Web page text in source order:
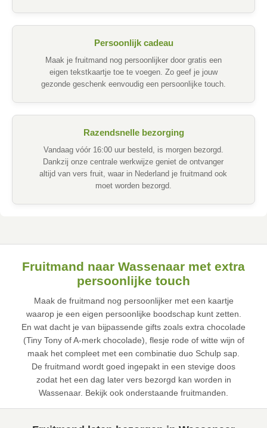
Persoonlijk cadeau
Maak je fruitmand nog persoonlijker door gratis een
eigen tekstkaartje toe te voegen. Zo geef je jouw
gezonde geschenk eenvoudig een persoonlijke touch.
Razendsnelle bezorging
Vandaag vóór 16:00 uur besteld, is morgen bezorgd.
Dankzij onze centrale werkwijze geniet de ontvanger
altijd van vers fruit, waar in Nederland je fruitmand ook
moet worden bezorgd.
Fruitmand naar Wassenaar met extra
persoonlijke touch
Maak de fruitmand nog persoonlijker met een kaartje
waarop je een eigen persoonlijke boodschap kunt zetten.
En wat dacht je van bijpassende gifts zoals extra chocolade
(Tiny Tony of A-merk chocolade), flesje rode of witte wijn of
maak het compleet met een combinatie duo Schulp sap.
De fruitmand wordt goed ingepakt in een stevige doos
zodat het een dag later vers bezorgd kan worden in
Wassenaar. Bekijk ook onderstaande fruitmanden.